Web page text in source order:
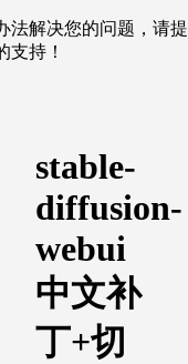
法解决您的问题，请提
支持！
stable-
diffusion-
webui
中文补
丁+切